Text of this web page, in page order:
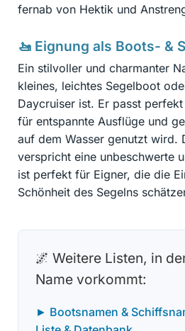
fernab von Hektik und
🚤 Eignung als Boots- &
Ein stilvoller und charmanter
kleines, leichtes Segelboot
Daycruiser ist. Er passt
für entspannte Ausflüge und
auf dem Wasser genutzt wird.
verspricht eine unbeschwerte
ist perfekt für Eigner, die die
Schönheit des Segelns
🌌 Weitere Listen, in
Name vorkommt:
► Bootsnamen &